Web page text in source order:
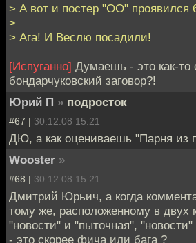
> А вот и постер "ОО" проявился
>
> Ага! И Веслю посадили!
[Испуганно] Думаешь - это как-то
бондарчуковский заговор?!
Юрий П » подросток
#67 | 30.12.08 15:21
ДЮ, а как оцениваешь "Парня из
Wooster »
#68 | 30.12.08 15:21
Дмитрий Юрьич, а когда
тому же, расположенному в двух
"новости" и "пыточная",
- это скорее фича или бага ?